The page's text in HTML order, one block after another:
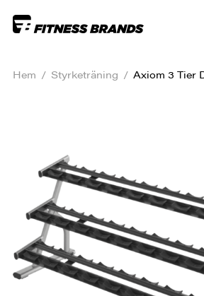
Hem / Styrketräning / Axiom 3 Tier